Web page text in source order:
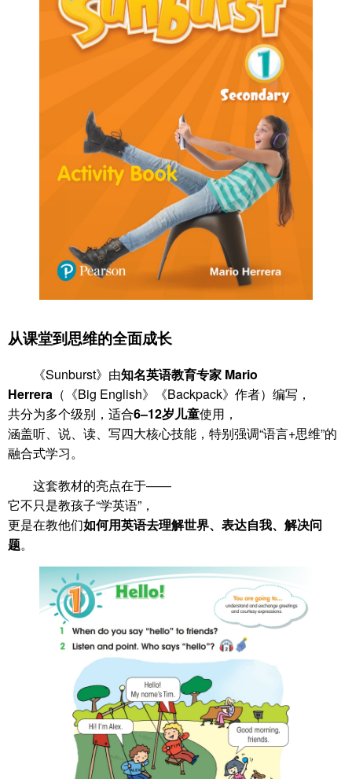
从课堂到思维的全面成长
《Sunburst》由知名英语教育专家 Mario
Herrera （《Big English》《Backpack》作者）编写，
共分为多个级别，适合6–12岁儿童使用，
涵盖听、说、读、写四大核心技能，特别强调“语言+思维”的
融合式学习。
这套教材的亮点在于——
它不只是教孩子“学英语”，
更是在教他们如何用英语去理解世界、表达自我、解决问
题。